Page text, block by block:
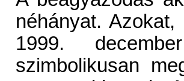
néhányat.
1999.
szimbolikusan